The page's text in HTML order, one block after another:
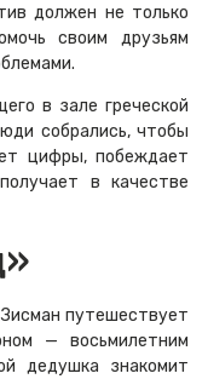
должен не только
своим друзьям
в зале греческой
собрались, чтобы
цифры, побеждает
в качестве
путешествует
— восьмилетним
дедушка знакомит